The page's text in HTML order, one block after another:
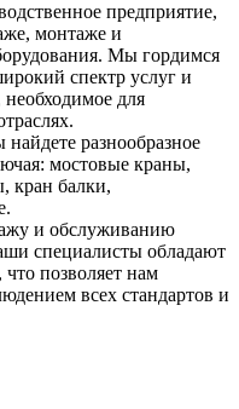
предприятие,
монтаже и
Мы гордимся
спектр услуг и
необходимое для
разнообразное
мостовые краны,
кран балки,
и обслуживанию
специалисты обладают
позволяет нам
всех стандартов и